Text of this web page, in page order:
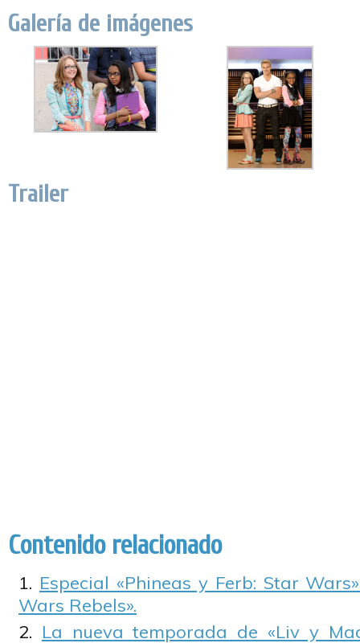
Galería de imágenes
Trailer
Contenido relacionado
Especial «Phineas y Ferb: Star
Wars Rebels».
La nueva temporada de «Liv y